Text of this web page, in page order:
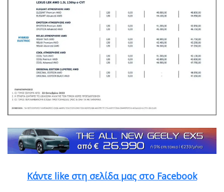
Κάντε like στη σελίδα μας στο Facebook